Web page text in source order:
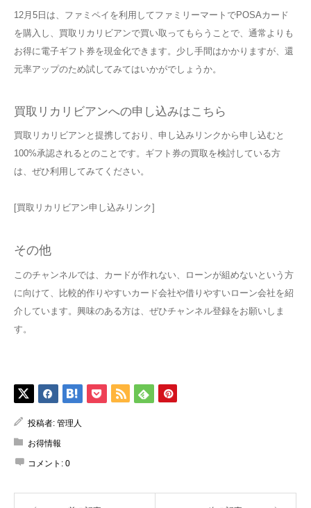
12月5日は、ファミペイを利用してファミリーマートでPOSAカード
を購入し、買取リカリビアンで買い取ってもらうことで、通常よりも
お得に電子ギフト券を現金化できます。少し手間はかかりますが、還
元率アップのため試してみてはいかがでしょうか。
買取リカリビアンへの申し込みはこちら
買取リカリビアンと提携しており、申し込みリンクから申し込むと
100%承認されるとのことです。ギフト券の買取を検討している方
は、ぜひ利用してみてください。
[買取リカリビアン申し込みリンク]
その他
このチャンネルでは、カードが作れない、ローンが組めないという方
に向けて、比較的作りやすいカード会社や借りやすいローン会社を紹
介しています。興味のある方は、ぜひチャンネル登録をお願いしま
す。
投稿者: 管理人
お得情報
コメント: 0